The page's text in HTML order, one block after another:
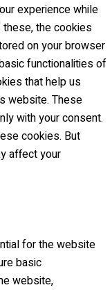
experience while
these, the cookies
on your browser
functionalities of
that help us
website. These
with your consent.
cookies. But
affect your
for the website
basic
website,